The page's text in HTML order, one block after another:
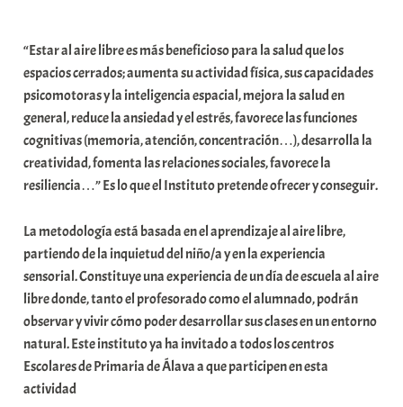
t
e
a
“Estar al aire libre es más beneficioso para la salud que los
espacios cerrados; aumenta su actividad física, sus capacidades
psicomotoras y la inteligencia espacial, mejora la salud en
general, reduce la ansiedad y el estrés, favorece las funciones
cognitivas (memoria, atención, concentración…), desarrolla la
creatividad, fomenta las relaciones sociales, favorece la
resiliencia…” Es lo que el Instituto pretende ofrecer y conseguir.
La metodología está basada en el aprendizaje al aire libre,
partiendo de la inquietud del niño/a y en la experiencia
sensorial. Constituye una experiencia de un día de escuela al aire
libre donde, tanto el profesorado como el alumnado, podrán
observar y vivir cómo poder desarrollar sus clases en un entorno
natural. Este instituto ya ha invitado a todos los centros
Escolares de Primaria de Álava a que participen en esta
actividad